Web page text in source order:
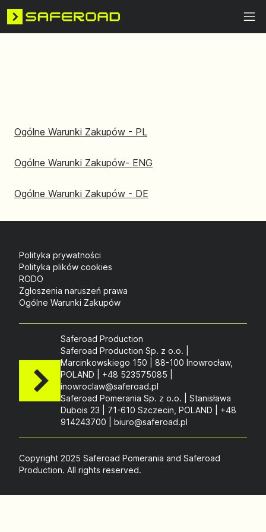
Ogólne Warunki Zakupów - PL
Ogólne Warunki Zakupów- ENG
Ogólne Warunki Zakupów - DE
Polityka prywatności
Polityka plików cookies
RODO
Zgłoszenia naruszeń prawa
Ogólne Warunki Zakupów
Saferoad Production
Saferoad Production Sp. z o.o. |
Marcinkowskiego 150 | 88-100 Inowrocław,
POLAND | +48 523575085 |
inowroclaw@saferoad.pl
Saferoad Pomerania Sp. z o.o. | Stanisława
Dubois 23 | 71-610 Szczecin, POLAND | +48
914243700 | biuro@saferoad.pl
Copyright 2025 Saferoad Pomerania and Saferoad
Production. All rights reserved.